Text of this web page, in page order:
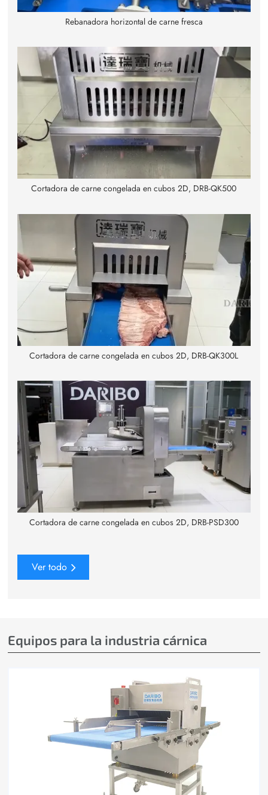
Rebanadora horizontal de carne fresca
Cortadora de carne congelada en cubos 2D, DRB-QK500
Cortadora de carne congelada en cubos 2D, DRB-QK300L
Cortadora de carne congelada en cubos 2D, DRB-PSD300
Ver todo
Equipos para la industria cárnica